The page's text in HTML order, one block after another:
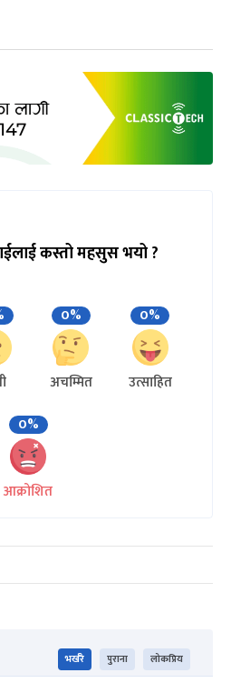
कस्तो महसुस भयो ?
0%
अचम्मित
0%
उत्साहित
0%
आक्रोशित
भर्खरै पुराना लोकप्रिय